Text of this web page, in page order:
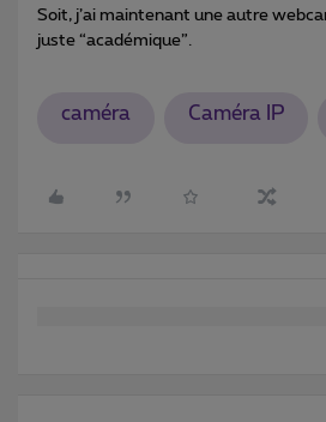
Soit, j’ai maintenant une autre
juste “académique”.
caméra Caméra IP